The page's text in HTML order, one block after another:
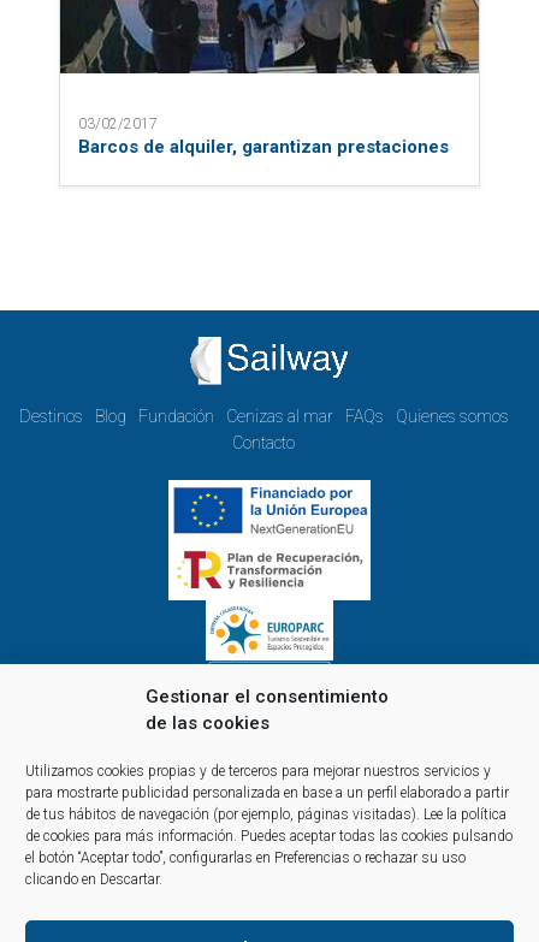
Gestionar el consentimiento
de las cookies
Utilizamos cookies propias y de terceros para mejorar nuestros servicios y
para mostrarte publicidad personalizada en base a un perfil elaborado a partir
de tus hábitos de navegación (por ejemplo, páginas visitadas). Lee la política
de cookies para más información. Puedes aceptar todas las cookies pulsando
el botón “Aceptar todo”, configurarlas en Preferencias o rechazar su uso
clicando en Descartar.
03/02/2017
Barcos de alquiler, garantizan prestaciones
Destinos Blog Fundación Cenizas al mar FAQs
Quienes somos
Contacto
Horario de oficina de lunes a viernes:
de 9.00 a 14.00 y de 15.00 a 18.00
Reservas y atención telefónica y comercial:
10:00 a 14:00 y de 16:00 a 20:00
(1 abril al 30 septiembre)